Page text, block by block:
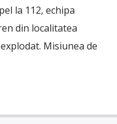
la 112, echipa
din localitatea
Misiunea de